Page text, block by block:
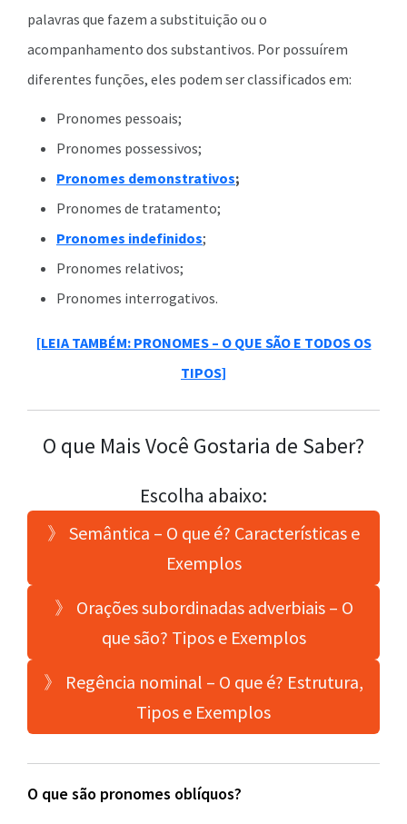
palavras que fazem a substituição ou o
acompanhamento dos substantivos. Por possuírem
diferentes funções, eles podem ser classificados em:
Pronomes pessoais;
Pronomes possessivos;
Pronomes demonstrativos;
Pronomes de tratamento;
Pronomes indefinidos;
Pronomes relativos;
Pronomes interrogativos.
[LEIA TAMBÉM: PRONOMES – O QUE SÃO E TODOS OS
TIPOS]
O que Mais Você Gostaria de Saber?
Escolha abaixo:
》 Semântica – O que é? Características e
Exemplos
》 Orações subordinadas adverbiais – O
que são? Tipos e Exemplos
》 Regência nominal – O que é? Estrutura,
Tipos e Exemplos
O que são pronomes oblíquos?